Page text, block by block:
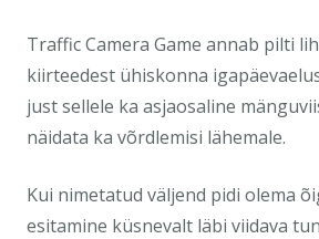
Traffic Camera Game annab pilti
kiirteedest ühiskonna
just sellele ka asjaosaline
näidata ka võrdlemisi lähemale.
Kui nimetatud väljend pidi olema
esitamine küsnevalt läbi viidava